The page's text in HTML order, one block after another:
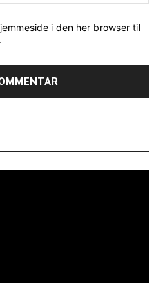
i den her browser til